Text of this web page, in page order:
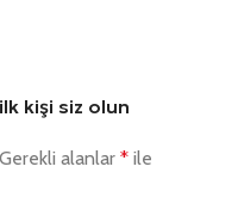
kişi siz olun
Gerekli alanlar * ile